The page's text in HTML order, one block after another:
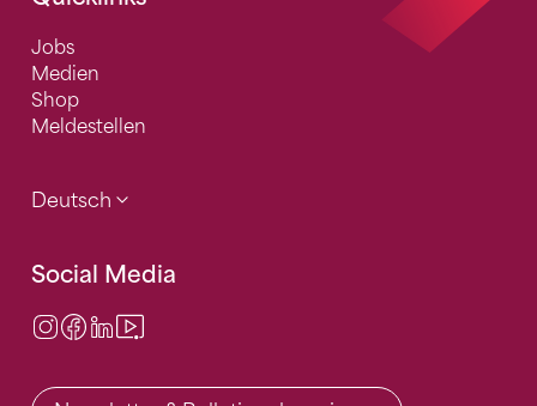
Jobs
Medien
Shop
Meldestellen
Deutsch
Social Media
Instagram
Facebook
LinkedIn